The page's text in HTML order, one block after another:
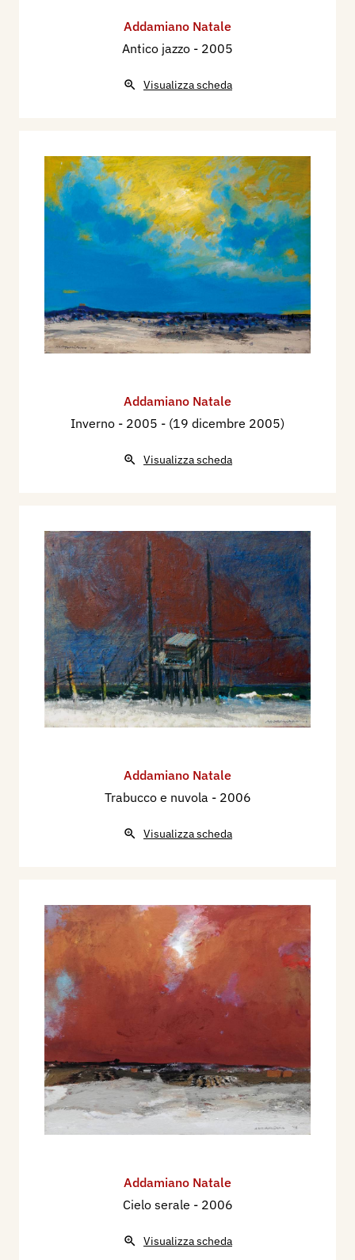
Addamiano Natale
Antico jazzo - 2005
Visualizza scheda
Addamiano Natale
Inverno - 2005 - (19 dicembre 2005)
Visualizza scheda
Addamiano Natale
Trabucco e nuvola - 2006
Visualizza scheda
Addamiano Natale
Cielo serale - 2006
Visualizza scheda